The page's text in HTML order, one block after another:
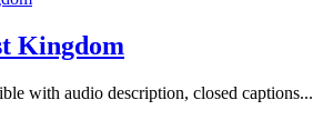
Kingdom
with audio description, closed captions...